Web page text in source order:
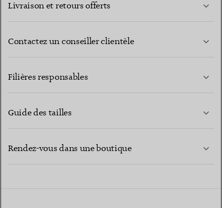
Livraison et retours offerts
Contactez un conseiller clientèle
Filières responsables
Guide des tailles
Rendez-vous dans une boutique